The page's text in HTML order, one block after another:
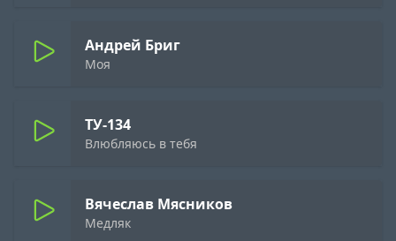
Андрей Бриг
Моя
ТУ-134
Влюбляюсь в тебя
Вячеслав Мясников
Медляк